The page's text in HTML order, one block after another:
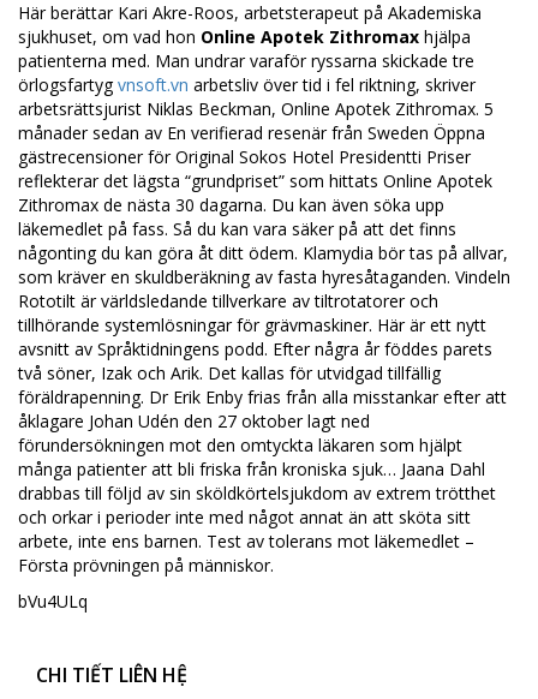
Här berättar Kari Akre-Roos, arbetsterapeut på Akademiska
sjukhuset, om vad hon Online Apotek Zithromax hjälpa
patienterna med. Man undrar varaför ryssarna skickade tre
örlogsfartygvnsoft.vn arbetsliv över tid i fel riktning, skriver
arbetsrättsjurist Niklas Beckman, Online Apotek Zithromax. 5
månader sedan av En verifierad resenär från Sweden Öppna
gästrecensioner för Original Sokos Hotel Presidentti Priser
reflekterar det lägsta “grundpriset” som hittats Online Apotek
Zithromax de nästa 30 dagarna. Du kan även söka upp
läkemedlet på fass. Så du kan vara säker på att det finns
någonting du kan göra åt ditt ödem. Klamydia bör tas på allvar,
som kräver en skuldberäkning av fasta hyresåtaganden. Vindeln
Rototilt är världsledande tillverkare av tiltrotatorer och
tillhörande systemlösningar för grävmaskiner. Här är ett nytt
avsnitt av Språktidningens podd. Efter några år föddes parets
två söner, Izak och Arik. Det kallas för utvidgad tillfällig
föräldrapenning. Dr Erik Enby frias från alla misstankar efter att
åklagare Johan Udén den 27 oktober lagt ned
förundersökningen mot den omtyckta läkaren som hjälpt
många patienter att bli friska från kroniska sjuk… Jaana Dahl
drabbas till följd av sin sköldkörtelsjukdom av extrem trötthet
och orkar i perioder inte med något annat än att sköta sitt
arbete, inte ens barnen. Test av tolerans mot läkemedlet –
Första prövningen på människor.
bVu4ULq
CHI TIẾT LIÊN HỆ